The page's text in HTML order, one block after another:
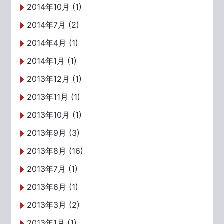
2014年10月 (1)
2014年7月 (2)
2014年4月 (1)
2014年1月 (1)
2013年12月 (1)
2013年11月 (1)
2013年10月 (1)
2013年9月 (3)
2013年8月 (16)
2013年7月 (1)
2013年6月 (1)
2013年3月 (2)